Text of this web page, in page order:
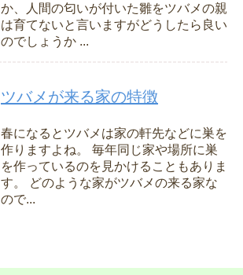
か、人間の匂いが付いた雛をツバメの親
は育てないと言いますがどうしたら良い
のでしょうか ...
ツバメが来る家の特徴
春になるとツバメは家の軒先などに巣を
作りますよね。 毎年同じ家や場所に巣
を作っているのを見かけることもありま
す。 どのような家がツバメの来る家な
ので...